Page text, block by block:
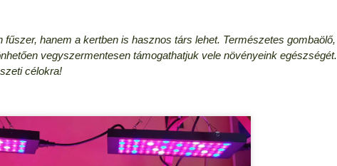
hanem a kertben is hasznos társ lehet. Természetes gombaölő,
vegyszermentesen támogathatjuk vele növényeink egészségét.
célokra!